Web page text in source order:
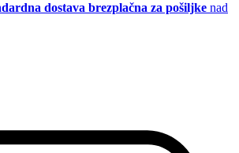
dostava brezplačna za pošiljke nad